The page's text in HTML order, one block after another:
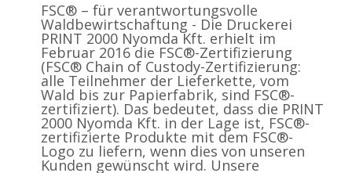
FSC® – für verantwortungsvolle
Waldbewirtschaftung - Die Druckerei
PRINT 2000 Nyomda Kft. erhielt im
Februar 2016 die FSC®-Zertifizierung
(FSC® Chain of Custody-Zertifizierung:
alle Teilnehmer der Lieferkette, vom
Wald bis zur Papierfabrik, sind FSC®-
zertifiziert). Das bedeutet, dass die PRINT
2000 Nyomda Kft. in der Lage ist, FSC®-
zertifizierte Produkte mit dem FSC®-
Logo zu liefern, wenn dies von unseren
Kunden gewünscht wird. Unsere